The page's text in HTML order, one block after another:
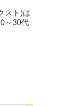
スト)は
～30代